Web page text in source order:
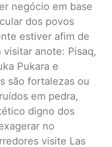
negócio em base
dos povos
estiver afim de
anote: Pisaq,
Pukara e
são fortalezas ou
em pedra,
digno dos
no
visite Las